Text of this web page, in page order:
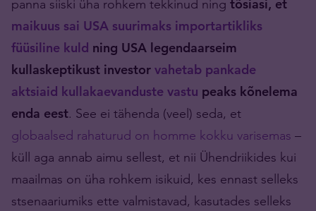
panna siiski üha rohkem tekkinud ning tõsiasi, et
maikuus sai USA suurimaks importartikliks
füüsiline kuld ning USA legendaarseim
kullaskeptikust investor vahetab pankade
aktsiaid kullakaevanduste vastu peaks kõnelema
enda eest. See ei tähenda (veel) seda, et
globaalsed rahaturud on homme kokku varisemas –
küll aga annab aimu sellest, et nii Ühendriikides kui
maailmas on üha rohkem isikuid, kes ennast selleks
stsenaariumiks ette valmistavad, kasutades selleks